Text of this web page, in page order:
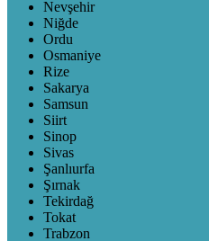
Nevşehir
Niğde
Ordu
Osmaniye
Rize
Sakarya
Samsun
Siirt
Sinop
Sivas
Şanlıurfa
Şırnak
Tekirdağ
Tokat
Trabzon